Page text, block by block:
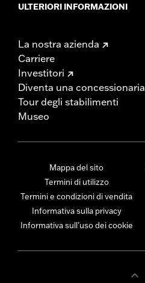
ULTERIORI INFORMAZIONI
La nostra azienda
Carriere
Investitori
Diventa una concessionaria
Tour degli stabilimenti
Museo
Mappa del sito
Termini di utilizzo
Termini e condizioni di vendita
Informativa sulla privacy
Informativa sull’uso dei cookie